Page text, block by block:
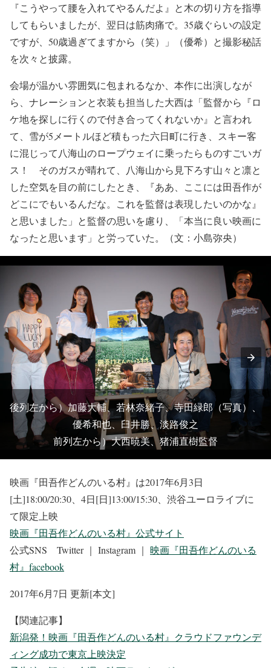
『こうやって腰を入れてやるんだよ』と木の切り方を指導
してもらいましたが、翌日は筋肉痛で。35歳ぐらいの設定
ですが、50歳過ぎてますから（笑）」（優希）と撮影秘話
を次々と披露。
会場が温かい雰囲気に包まれるなか、本作に出演しなが
ら、ナレーションと衣装も担当した大西は「監督から『ロ
ケ地を探しに行くので付き合ってくれないか』と言われ
て、雪が5メートルほど積もった六日町に行き、スキー客
に混じって八海山のロープウェイに乗ったらものすごいガ
ス！ そのガスが晴れて、八海山から見下ろす山々と凛と
した空気を目の前にしたとき、『ああ、ここには田吾作が
どこにでもいるんだな。これを監督は表現したいのかな』
と思いました」と監督の思いを慮り、「本当に良い映画に
なったと思います」と労っていた。（文：小島弥央）
後列左から）加藤大輔、若林奈緒子、寺田緑郎（写真）、
優希和也、臼井勝、淡路俊之
前列左から）大西暁美、猪浦直樹監督
映画『田吾作どんのいる村』は2017年6月3日
[土]18:00/20:30、4日[日]13:00/15:30、渋谷ユーロライブに
て限定上映
映画『田吾作どんのいる村』公式サイト
公式SNS Twitter ｜ Instagram ｜ 映画『田吾作どんのいる
村』facebook
2017年6月7日 更新[本文]
【関連記事】
新潟発！映画『田吾作どんのいる村』クラウドファウンデ
ィング成功で東京上映決定